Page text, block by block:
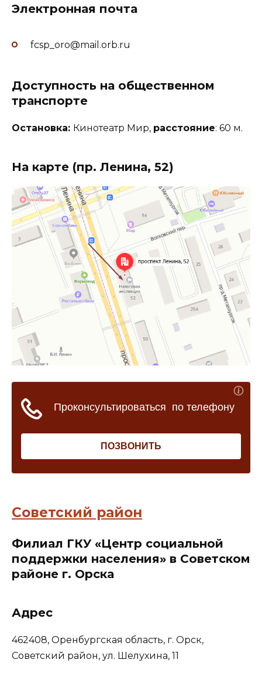
Электронная почта
fcsp_oro@mail.orb.ru
Доступность на общественном
транспорте
Остановка: Кинотеатр Мир, расстояние: 60 м.
На карте (пр. Ленина, 52)
Советский район
Филиал ГКУ «Центр социальной
поддержки населения» в Советском
районе г. Орска
Адрес
462408, Оренбургская область, г. Орск,
Советский район, ул. Шелухина, 11